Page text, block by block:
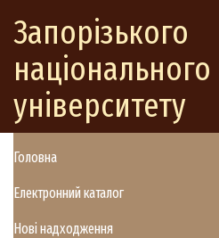
Запорізького
національного
університету
Головна
Електронний каталог
Нові надходження